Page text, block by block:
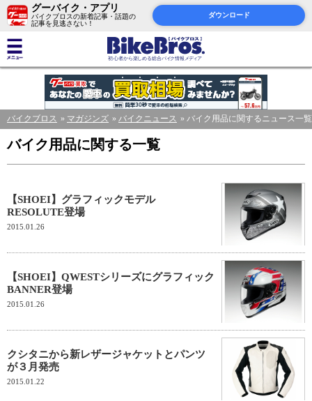
グーバイク・アプリ
バイクブロスの新着記事・話題の
記事を見逃さない！
ダウンロード
バイクブロス マガジンズ バイクニュース バイク用品に関するニュース一覧
バイク用品に関する一覧
【SHOEI】グラフィックモデル
RESOLUTE登場
2015.01.26
【SHOEI】QWESTシリーズにグラフィック
BANNER登場
2015.01.26
クシタニから新レザージャケットとパンツ
が３月発売
2015.01.22